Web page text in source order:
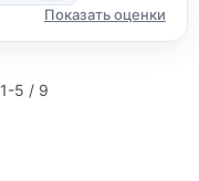
Показать оценки
1-5 / 9